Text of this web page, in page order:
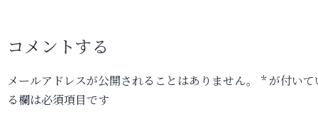
コメントする
メールアドレスが公開されることはありません。 *が付いて
る欄は必須項目です